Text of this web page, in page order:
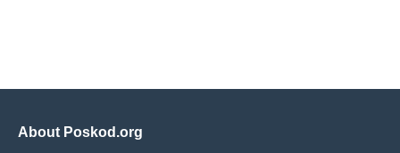
About Poskod.org